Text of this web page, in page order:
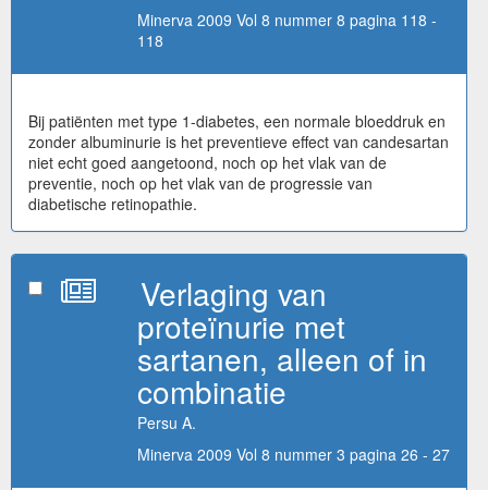
Minerva 2009 Vol 8 nummer 8 pagina 118 -
118
Bij patiënten met type 1-diabetes, een normale bloeddruk en
zonder albuminurie is het preventieve effect van candesartan
niet echt goed aangetoond, noch op het vlak van de
preventie, noch op het vlak van de progressie van
diabetische retinopathie.
Verlaging van
proteïnurie met
sartanen, alleen of in
combinatie
Persu A.
Minerva 2009 Vol 8 nummer 3 pagina 26 - 27